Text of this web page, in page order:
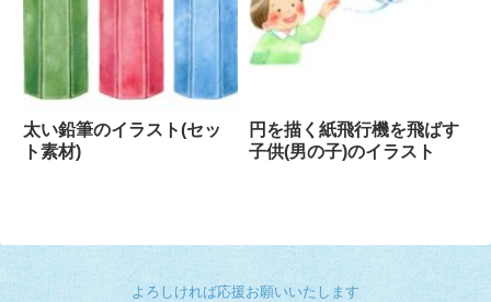
太い鉛筆のイラスト(セッ
ト素材)
円を描く紙飛行機を飛ばす
子供(男の子)のイラスト
よろしければ応援お願いいたします